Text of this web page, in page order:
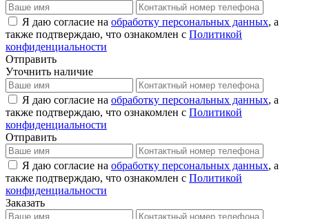
Я даю согласие на обработку персональных данных, а
также подтверждаю, что ознакомлен с Политикой
конфиденциальности
Отправить
Уточнить наличие
Я даю согласие на обработку персональных данных, а
также подтверждаю, что ознакомлен с Политикой
конфиденциальности
Отправить
Я даю согласие на обработку персональных данных, а
также подтверждаю, что ознакомлен с Политикой
конфиденциальности
Заказать